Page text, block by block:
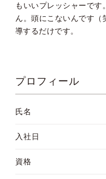
もいいプレッシャーで
ん。頭にこないんです（
導するだけです。
プロフィール
氏名
入社日
資格